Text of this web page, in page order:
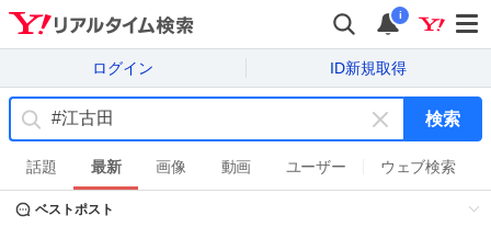
i
ログイン ID新規取得
キ
ー
ワ
検索
話題 最新 画像 動画 ユーザー ウェブ検索
ベストポスト